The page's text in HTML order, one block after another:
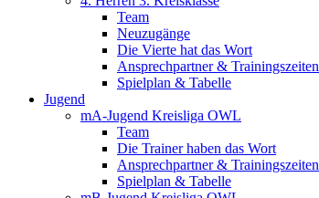
Team
Neuzugänge
Die Vierte hat das Wort
Ansprechpartner & Trainingszeiten
Spielplan & Tabelle
Jugend
mA-Jugend Kreisliga OWL
Team
Die Trainer haben das Wort
Ansprechpartner & Trainingszeiten
Spielplan & Tabelle